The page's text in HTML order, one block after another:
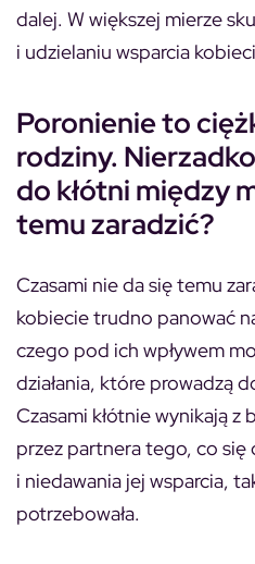
dalej. W większej mierze
i udzielaniu wsparcia
Poronienie to
rodziny.
do kłótni między
temu zaradzić?
Czasami nie da się temu
kobiecie trudno panować
czego pod ich wpływem
działania, które prowadzą
Czasami kłótnie wynikają z
przez partnera tego, co się
i niedawania jej wsparcia,
potrzebowała.